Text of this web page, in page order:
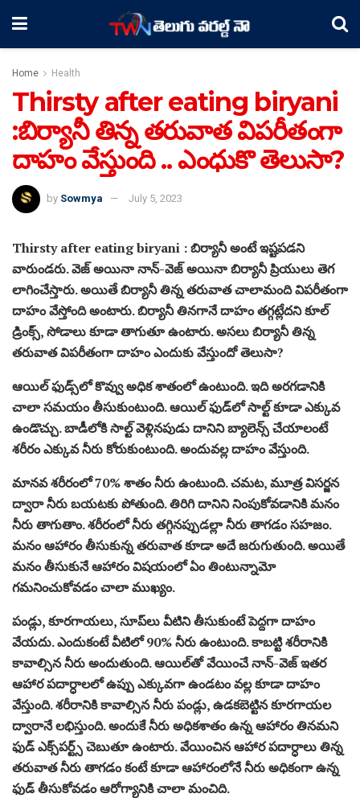
Home Health
Thirsty after eating biryani
:బిర్యానీ తిన్న తరువాత విపరీతంగా
దాహం వేస్తుంది .. ఎంధుకొ తెలుసా?
by Sowmya July 5, 2023
Thirsty after eating biryani : బిర్యానీ అంటే ఇష్టపడని
వారుండరు. వెజ్ అయినా నాన్-వెజ్ అయినా బిర్యానీ ప్రియులు తెగ
లాగించేస్తారు. అయితే బిర్యానీ తిన్న తరువాత చాలామంది విపరీతంగా
దాహం వేస్తోంది అంటారు. బిర్యానీ తినగానే దాహం తగ్గట్లేదని కూల్
డ్రింక్స్, సోడాలు కూడా తాగుతూ ఉంటారు. అసలు బిర్యానీ తిన్న
తరువాత విపరీతంగా దాహం ఎందుకు వేస్తుందో తెలుసా?
ఆయిల్ ఫుడ్స్‌లో కొవ్వు అధిక శాతంలో ఉంటుంది. ఇది అరగడానికి
చాలా సమయం తీసుకుంటుంది. ఆయిల్ ఫుడ్‌లో సాల్ట్ కూడా ఎక్కువ
ఉండొచ్చు. బాడీలోకి సాల్ట్ వెళ్లినపుడు దానిని బ్యాలెన్స్ చేయాలంటే
శరీరం ఎక్కువ నీరు కోరుకుంటుంది. అందువల్ల దాహం వేస్తుంది.
మానవ శరీరంలో 70% శాతం నీరు ఉంటుంది. చమట, మూత్ర విసర్జన
ద్వారా నీరు బయటకు పోతుంది. తిరిగి దానిని నింపుకోవడానికి మనం
నీరు తాగుతాం. శరీరంలో నీరు తగ్గినప్పుడల్లా నీరు తాగడం సహజం.
మనం ఆహారం తీసుకున్న తరువాత కూడా అదే జరుగుతుంది. అయితే
మనం తీసుకునే ఆహారం విషయంలో ఏం తింటున్నామో
గమనించుకోవడం చాలా ముఖ్యం.
పండ్లు, కూరగాయలు, సూప్‌లు వీటిని తీసుకుంటే పెద్దగా దాహం
వేయదు. ఎందుకంటే వీటిలో 90% నీరు ఉంటుంది. కాబట్టి శరీరానికి
కావాల్సిన నీరు అందుతుంది. ఆయిల్‌తో వేయించే నాన్-వెజ్ ఇతర
ఆహార పదార్ధాలలో ఉప్పు ఎక్కువగా ఉండటం వల్ల కూడా దాహం
వేస్తుంది. శరీరానికి కావాల్సిన నీరు పండ్లు, ఉడకబెట్టిన కూరగాయల
ద్వారానే లభిస్తుంది. అందుకే నీరు అధికశాతం ఉన్న ఆహారం తినమని
ఫుడ్ ఎక్స్‌పర్ట్స్ చెబుతూ ఉంటారు. వేయించిన ఆహార పదార్ధాలు తిన్న
తరువాత నీరు తాగడం కంటే కూడా ఆహారంలోనే నీరు అధికంగా ఉన్న
ఫుడ్ తీసుకోవడం ఆరోగ్యానికి చాలా మంచిది.